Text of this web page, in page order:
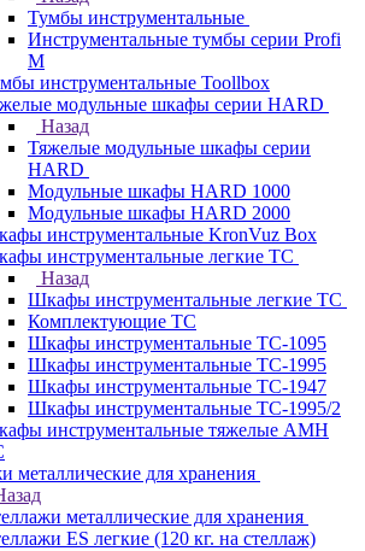
Тумбы инструментальные
Инструментальные тумбы серии Profi
M
инструментальные Toollbox
модульные шкафы серии HARD
Назад
Тяжелые модульные шкафы серии
HARD
Модульные шкафы HARD 1000
Модульные шкафы HARD 2000
инструментальные KronVuz Box
инструментальные легкие ТС
Назад
Шкафы инструментальные легкие ТС
Комплектующие ТС
Шкафы инструментальные TC-1095
Шкафы инструментальные TC-1995
Шкафы инструментальные ТС-1947
Шкафы инструментальные ТС-1995/2
инструментальные тяжелые AMH
металлические для хранения
металлические для хранения
ES легкие (120 кг. на стеллаж)